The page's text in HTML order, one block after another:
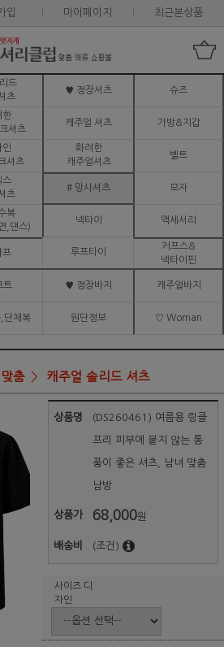
입 마이페이지 최근본상품
드
츠
♥ 정장셔츠 슈즈
한
셔츠
캐주얼 셔츠 가방&지갑
인
셔츠
화려한
캐주얼셔츠
벨트
스
츠
# 망사셔츠 모자
복
,댄스)
넥타이 액세서리
프 루프타이
커프스&
넥타이핀
트 ♥ 정장바지 캐주얼바지
단체복 원단정보 ♡ Woman
춤 캐주얼 솔리드 셔츠
상품명 (DS260461) 여름용 링클
프리 피부에 붙지 않는 통
풍이 좋은 셔츠, 남녀 맞춤
남방
상품가 68,000원
배송비 (조건)
사이즈 디
자인